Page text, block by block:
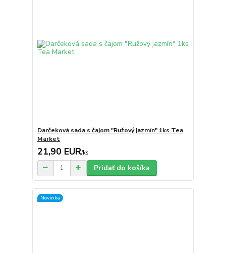
Darčeková sada s čajom "Ružový jazmín" 1ks Tea
Market
21,90 EUR/ks
Pridať do košíka
Novinka